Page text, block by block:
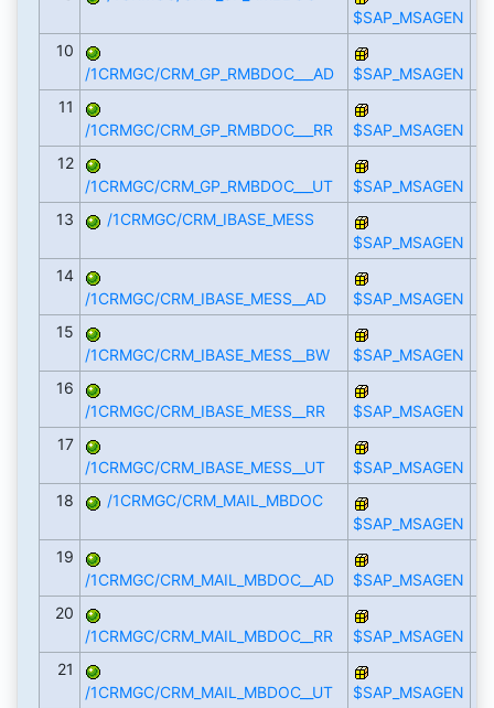
$SAP_MSAGEN
10
/1CRMGC/CRM_GP_RMBDOC___AD
$SAP_MSAGEN
11
/1CRMGC/CRM_GP_RMBDOC___RR
$SAP_MSAGEN
12
/1CRMGC/CRM_GP_RMBDOC___UT
$SAP_MSAGEN
13
/1CRMGC/CRM_IBASE_MESS
$SAP_MSAGEN
14
/1CRMGC/CRM_IBASE_MESS__AD
$SAP_MSAGEN
15
/1CRMGC/CRM_IBASE_MESS__BW
$SAP_MSAGEN
16
/1CRMGC/CRM_IBASE_MESS__RR
$SAP_MSAGEN
17
/1CRMGC/CRM_IBASE_MESS__UT
$SAP_MSAGEN
18
/1CRMGC/CRM_MAIL_MBDOC
$SAP_MSAGEN
19
/1CRMGC/CRM_MAIL_MBDOC__AD
$SAP_MSAGEN
20
/1CRMGC/CRM_MAIL_MBDOC__RR
$SAP_MSAGEN
21
/1CRMGC/CRM_MAIL_MBDOC__UT
$SAP_MSAGEN